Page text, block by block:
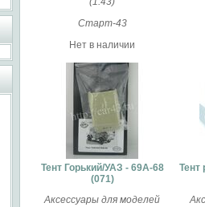
Старт-43
Нет в наличии
Тент Горький/УАЗ - 69А-68
(071)
Аксессуары для моделей
Тент